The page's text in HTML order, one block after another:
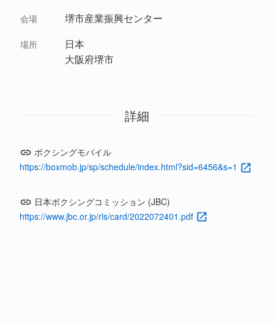
会場 堺市産業振興センター
場所
日本
大阪府堺市
詳細
ボクシングモバイル
https://boxmob.jp/sp/schedule/index.html?sid=6456&s=1
日本ボクシングコミッション (JBC)
https://www.jbc.or.jp/rls/card/2022072401.pdf